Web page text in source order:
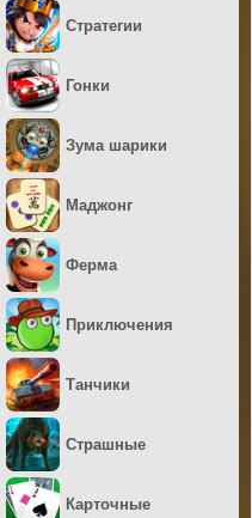
Стратегии
Гонки
Зума шарики
Маджонг
Ферма
Приключения
Танчики
Страшные
Карточные